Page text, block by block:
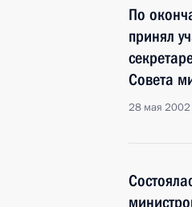
По
принял
Совета
28 мая 2002